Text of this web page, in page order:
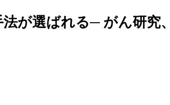
が選ばれる─ がん研